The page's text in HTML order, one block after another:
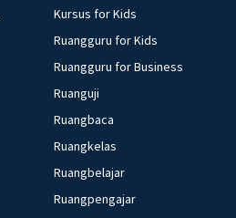
Kursus for Kids
Ruangguru for Kids
Ruangguru for Business
Ruanguji
Ruangbaca
Ruangkelas
Ruangbelajar
Ruangpengajar